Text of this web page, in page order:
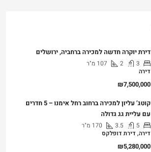
דירת יוקרה חדשה למכירה ברחביה, ירושלים
3
2
107 מ"ר
דירה
₪7,500,000
קוטג’ עליון למכירה ברחוב רחל אימנו – 5 חדרים
עם עליית גג גדולה
5
3.5
170 מ"ר
דירה, דירת דופלקס
₪5,280,000